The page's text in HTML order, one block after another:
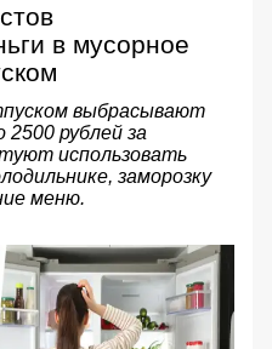
в мусорное
выбрасывают
рублей за
использовать
заморозку
меню.